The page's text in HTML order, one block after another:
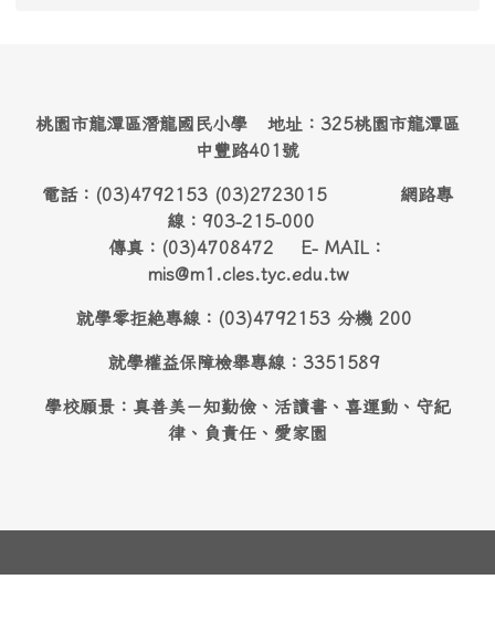
桃園市龍潭區潛龍國民小學 地址：325桃園市龍潭區
中豐路401號
電話：(03)4792153 (03)2723015 網路專
線：903-215-000
傳真：(03)4708472 E- MAIL：
mis@m1.cles.tyc.edu.tw
就學零拒絶專線：(03)4792153 分機 200
就學權益保障檢舉專線：3351589
學校願景：真善美－知勤儉、活讀書、喜運動、守紀
律、負責任、愛家園